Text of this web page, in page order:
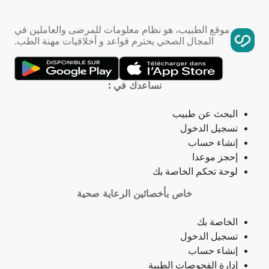
ذبحة صدرية
ذبحة صدرية (مصطلح لاتيني)
فقدان حاسة الشم
جمرة (أنثراكس)
لامبالاة
قرحة فموية (قلاع)
توقف نمو (أو وظيفة) عضو
موقع الطبيب، هو نظام معلومات للمرضى والعاملين في
المجال الصحي يحترم قواعد و أخلاقيات مهنة الطب.
البحث عن طبيب
تسجيل الدخول
إنشاء حساب
إحجز موعدا
لوحة تحكم الخاصة بك
الخاصة بك
تسجيل الدخول
إنشاء حساب